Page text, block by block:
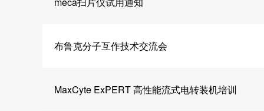
布鲁克分子互作技术交流会
MaxCyte ExPERT 高性能流式电转装机培训